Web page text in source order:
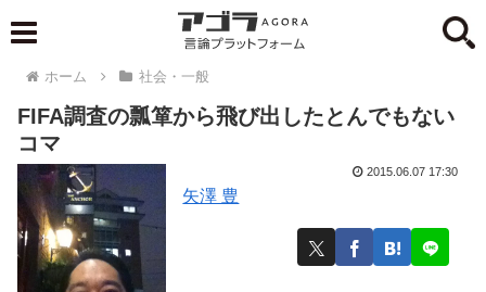
ホーム 社会・一般
FIFA調査の瓢箪から飛び出したとんでもない
コマ
矢澤 豊
2015.06.07 17:30